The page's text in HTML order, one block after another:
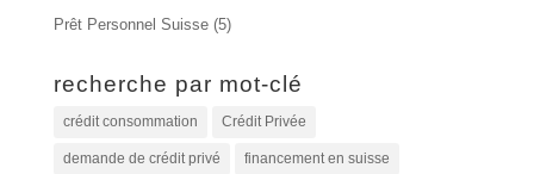
Prêt Personnel Suisse(5)
recherche par mot-clé
crédit consommation Crédit Privée
demande de crédit privé financement en suisse